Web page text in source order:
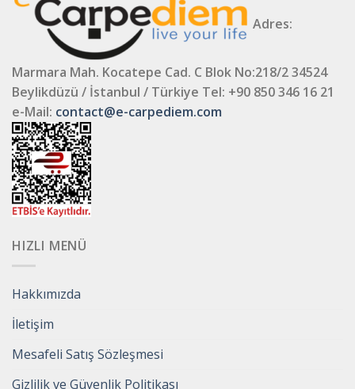
Adres:
Marmara Mah. Kocatepe Cad. C Blok No:218/2 34524
Beylikdüzü / İstanbul / Türkiye Tel: +90 850 346 16 21
e-Mail: contact@e-carpediem.com
HIZLI MENÜ
Hakkımızda
İletişim
Mesafeli Satış Sözleşmesi
Gizlilik ve Güvenlik Politikası